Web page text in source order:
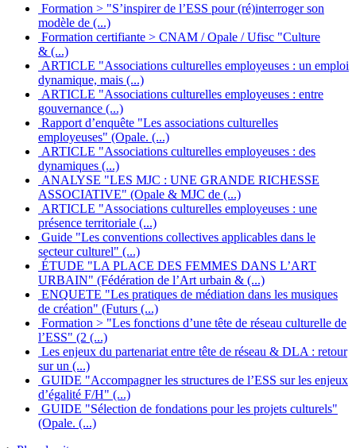
Formation > "S’inspirer de l’ESS pour (ré)interroger son
modèle de (...)
Formation certifiante > CNAM / Opale / Ufisc "Culture
& (...)
ARTICLE "Associations culturelles employeuses : un emploi
dynamique, mais (...)
ARTICLE "Associations culturelles employeuses : entre
gouvernance (...)
Rapport d’enquête "Les associations culturelles
employeuses" (Opale. (...)
ARTICLE "Associations culturelles employeuses : des
dynamiques (...)
ANALYSE "LES MJC : UNE GRANDE RICHESSE
ASSOCIATIVE" (Opale & MJC de (...)
ARTICLE "Associations culturelles employeuses : une
présence territoriale (...)
Guide "Les conventions collectives applicables dans le
secteur culturel" (...)
ÉTUDE "LA PLACE DES FEMMES DANS L’ART
URBAIN" (Fédération de l’Art urbain & (...)
ENQUETE "Les pratiques de médiation dans les musiques
de création" (Futurs (...)
Formation > "Les fonctions d’une tête de réseau culturelle de
l’ESS" (2 (...)
Les enjeux du partenariat entre tête de réseau & DLA : retour
sur un (...)
GUIDE "Accompagner les structures de l’ESS sur les enjeux
d’égalité F/H" (...)
GUIDE "Sélection de fondations pour les projets culturels"
(Opale. (...)